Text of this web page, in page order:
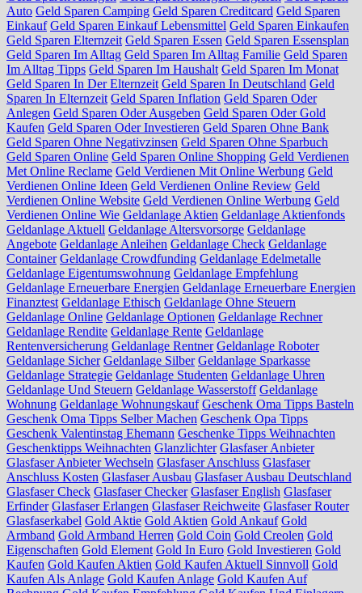
Auto Geld Sparen Camping Geld Sparen Creditcard Geld Sparen
Einkauf Geld Sparen Einkauf Lebensmittel Geld Sparen Einkaufen
Geld Sparen Elternzeit Geld Sparen Essen Geld Sparen Essensplan
Geld Sparen Im Alltag Geld Sparen Im Alltag Familie Geld Sparen
Im Alltag Tipps Geld Sparen Im Haushalt Geld Sparen Im Monat
Geld Sparen In Der Elternzeit Geld Sparen In Deutschland Geld
Sparen In Elternzeit Geld Sparen Inflation Geld Sparen Oder
Anlegen Geld Sparen Oder Ausgeben Geld Sparen Oder Gold
Kaufen Geld Sparen Oder Investieren Geld Sparen Ohne Bank
Geld Sparen Ohne Negativzinsen Geld Sparen Ohne Sparbuch
Geld Sparen Online Geld Sparen Online Shopping Geld Verdienen
Met Online Reclame Geld Verdienen Mit Online Werbung Geld
Verdienen Online Ideen Geld Verdienen Online Review Geld
Verdienen Online Website Geld Verdienen Online Werbung Geld
Verdienen Online Wie Geldanlage Aktien Geldanlage Aktienfonds
Geldanlage Aktuell Geldanlage Altersvorsorge Geldanlage
Angebote Geldanlage Anleihen Geldanlage Check Geldanlage
Container Geldanlage Crowdfunding Geldanlage Edelmetalle
Geldanlage Eigentumswohnung Geldanlage Empfehlung
Geldanlage Erneuerbare Energien Geldanlage Erneuerbare Energien
Finanztest Geldanlage Ethisch Geldanlage Ohne Steuern
Geldanlage Online Geldanlage Optionen Geldanlage Rechner
Geldanlage Rendite Geldanlage Rente Geldanlage
Rentenversicherung Geldanlage Rentner Geldanlage Roboter
Geldanlage Sicher Geldanlage Silber Geldanlage Sparkasse
Geldanlage Strategie Geldanlage Studenten Geldanlage Uhren
Geldanlage Und Steuern Geldanlage Wasserstoff Geldanlage
Wohnung Geldanlage Wohnungskauf Geschenk Oma Tipps Basteln
Geschenk Oma Tipps Selber Machen Geschenk Opa Tipps
Geschenk Valentinstag Ehemann Geschenke Tipps Weihnachten
Geschenktipps Weihnachten Glanzlichter Glasfaser Anbieter
Glasfaser Anbieter Wechseln Glasfaser Anschluss Glasfaser
Anschluss Kosten Glasfaser Ausbau Glasfaser Ausbau Deutschland
Glasfaser Check Glasfaser Checker Glasfaser English Glasfaser
Erfinder Glasfaser Erlangen Glasfaser Reichweite Glasfaser Router
Glasfaserkabel Gold Aktie Gold Aktien Gold Ankauf Gold
Armband Gold Armband Herren Gold Coin Gold Creolen Gold
Eigenschaften Gold Element Gold In Euro Gold Investieren Gold
Kaufen Gold Kaufen Aktien Gold Kaufen Aktuell Sinnvoll Gold
Kaufen Als Anlage Gold Kaufen Anlage Gold Kaufen Auf